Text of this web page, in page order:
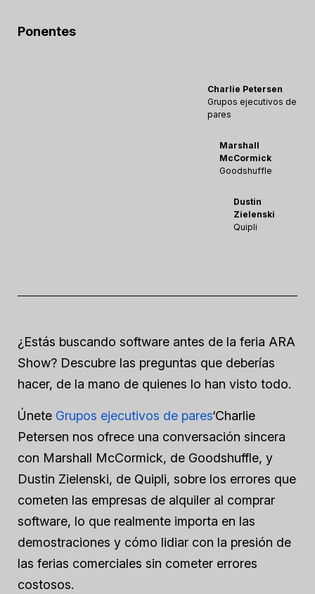
Ponentes
Charlie Petersen
Grupos ejecutivos de
pares
Marshall
McCormick
Goodshuffle
Dustin
Zielenski
Quipli
¿Estás buscando software antes de la feria ARA
Show? Descubre las preguntas que deberías
hacer, de la mano de quienes lo han visto todo.
Únete Grupos ejecutivos de pares‘Charlie
Petersen nos ofrece una conversación sincera
con Marshall McCormick, de Goodshuffle, y
Dustin Zielenski, de Quipli, sobre los errores que
cometen las empresas de alquiler al comprar
software, lo que realmente importa en las
demostraciones y cómo lidiar con la presión de
las ferias comerciales sin cometer errores
costosos.